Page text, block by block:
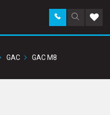
Поиск
по
Заказать
звонок в
GAC GAC M8